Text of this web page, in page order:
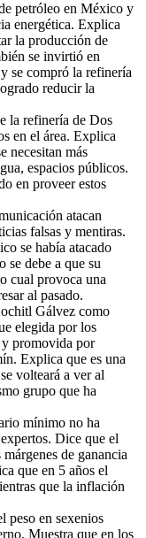
petróleo en México y
energética. Explica
la producción de
se invirtió en
se compró la refinería
reducir la
la refinería de Dos
en el área. Explica
necesitan más
espacios públicos.
en proveer estos
atacan
falsas y mentiras.
se había atacado
se debe a que su
cual provoca una
al pasado.
Gálvez como
elegida por los
promovida por
Explica que es una
volteará a ver al
grupo que ha
mínimo no ha
Dice que el
de ganancia
que en 5 años el
que la inflación
peso en sexenios
Muestra que en los